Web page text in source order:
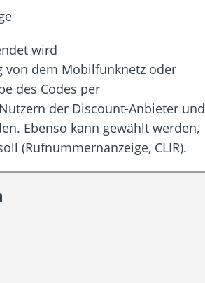
wird
von dem Mobilfunknetz oder
des Codes per
der Discount-Anbieter und
Ebenso kann gewählt werden,
(Rufnummernanzeige, CLIR).